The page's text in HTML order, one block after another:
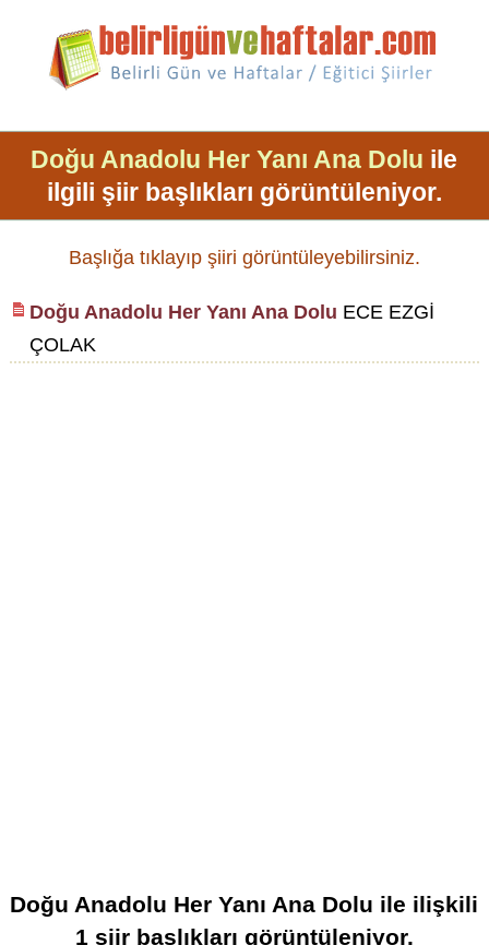
Doğu Anadolu Her Yanı Ana Dolu ile
ilgili şiir başlıkları görüntüleniyor.
Başlığa tıklayıp şiiri görüntüleyebilirsiniz.
Doğu Anadolu Her Yanı Ana Dolu ECE EZGİ
ÇOLAK
Doğu Anadolu Her Yanı Ana Dolu ile ilişkili
1şiir başlıkları görüntüleniyor.